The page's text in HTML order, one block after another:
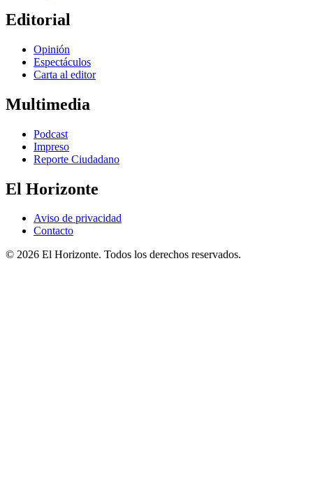
Editorial
Opinión
Espectáculos
Carta al editor
Multimedia
Podcast
Impreso
Reporte Ciudadano
El Horizonte
Aviso de privacidad
Contacto
© 2026 El Horizonte. Todos los derechos reservados.